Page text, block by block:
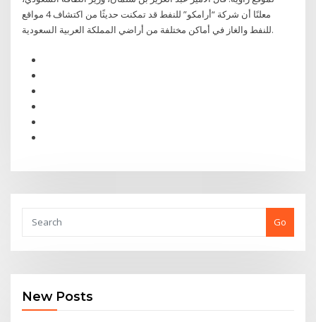
معلنًا أن شركة “أرامكو” للنفط قد تمكنت حديثًا من اكتشاف 4 مواقع
للنفط والغاز في أماكن مختلفة من أراضي المملكة العربية السعودية.
Go
New Posts